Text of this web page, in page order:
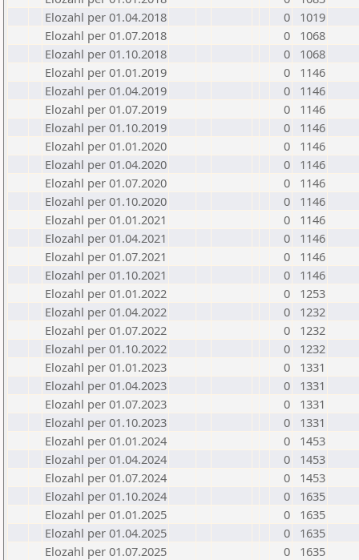
Elozahl per 01.04.2018
0
1019
Elozahl per 01.07.2018
0
1068
Elozahl per 01.10.2018
0
1068
Elozahl per 01.01.2019
0
1146
Elozahl per 01.04.2019
0
1146
Elozahl per 01.07.2019
0
1146
Elozahl per 01.10.2019
0
1146
Elozahl per 01.01.2020
0
1146
Elozahl per 01.04.2020
0
1146
Elozahl per 01.07.2020
0
1146
Elozahl per 01.10.2020
0
1146
Elozahl per 01.01.2021
0
1146
Elozahl per 01.04.2021
0
1146
Elozahl per 01.07.2021
0
1146
Elozahl per 01.10.2021
0
1146
Elozahl per 01.01.2022
0
1253
Elozahl per 01.04.2022
0
1232
Elozahl per 01.07.2022
0
1232
Elozahl per 01.10.2022
0
1232
Elozahl per 01.01.2023
0
1331
Elozahl per 01.04.2023
0
1331
Elozahl per 01.07.2023
0
1331
Elozahl per 01.10.2023
0
1331
Elozahl per 01.01.2024
0
1453
Elozahl per 01.04.2024
0
1453
Elozahl per 01.07.2024
0
1453
Elozahl per 01.10.2024
0
1635
Elozahl per 01.01.2025
0
1635
Elozahl per 01.04.2025
0
1635
Elozahl per 01.07.2025
0
1635